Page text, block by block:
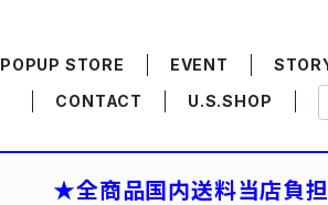
POPUP STORE EVENT
CONTACT
U.S.SHOP
★全商品国内送料当店負